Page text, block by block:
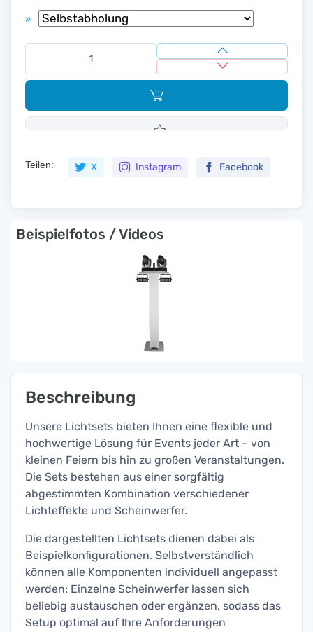
»
Teilen: X Instagram Facebook
Beispielfotos / Videos
Beschreibung
Unsere Lichtsets bieten Ihnen eine flexible und
hochwertige Lösung für Events jeder Art – von
kleinen Feiern bis hin zu großen Veranstaltungen.
Die Sets bestehen aus einer sorgfältig
abgestimmten Kombination verschiedener
Lichteffekte und Scheinwerfer.
Die dargestellten Lichtsets dienen dabei als
Beispielkonfigurationen. Selbstverständlich
können alle Komponenten individuell angepasst
werden: Einzelne Scheinwerfer lassen sich
beliebig austauschen oder ergänzen, sodass das
Setup optimal auf Ihre Anforderungen